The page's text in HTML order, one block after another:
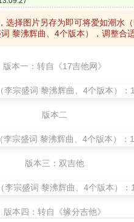
择图片另存为即可将爱如潮水
黎沸辉曲、4个版本），调整合
版本一：转自《17吉他网》
版本二
版本三：双吉他
版本四：转自《缘分吉他》